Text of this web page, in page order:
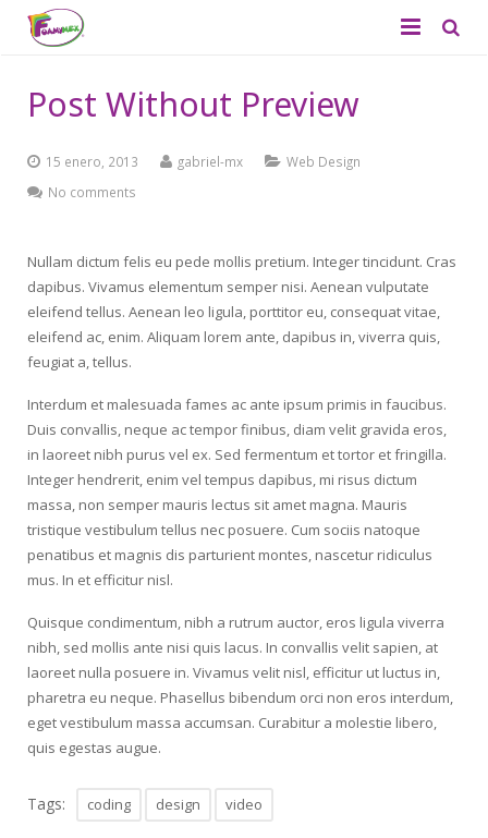
Tapetes
Didácticos
Contacto
Post Without Preview
15 enero, 2013 gabriel-mx
Web Design
No comments
Nullam dictum felis eu pede mollis pretium. Integer tincidunt. Cras
dapibus. Vivamus elementum semper nisi. Aenean vulputate
eleifend tellus. Aenean leo ligula, porttitor eu, consequat vitae,
eleifend ac, enim. Aliquam lorem ante, dapibus in, viverra quis,
feugiat a, tellus.
Interdum et malesuada fames ac ante ipsum primis in faucibus.
Duis convallis, neque ac tempor finibus, diam velit gravida eros,
in laoreet nibh purus vel ex. Sed fermentum et tortor et fringilla.
Integer hendrerit, enim vel tempus dapibus, mi risus dictum
massa, non semper mauris lectus sit amet magna. Mauris
tristique vestibulum tellus nec posuere. Cum sociis natoque
penatibus et magnis dis parturient montes, nascetur ridiculus
mus. In et efficitur nisl.
Quisque condimentum, nibh a rutrum auctor, eros ligula viverra
nibh, sed mollis ante nisi quis lacus. In convallis velit sapien, at
laoreet nulla posuere in. Vivamus velit nisl, efficitur ut luctus in,
pharetra eu neque. Phasellus bibendum orci non eros interdum,
eget vestibulum massa accumsan. Curabitur a molestie libero,
quis egestas augue.
Tags: coding design video